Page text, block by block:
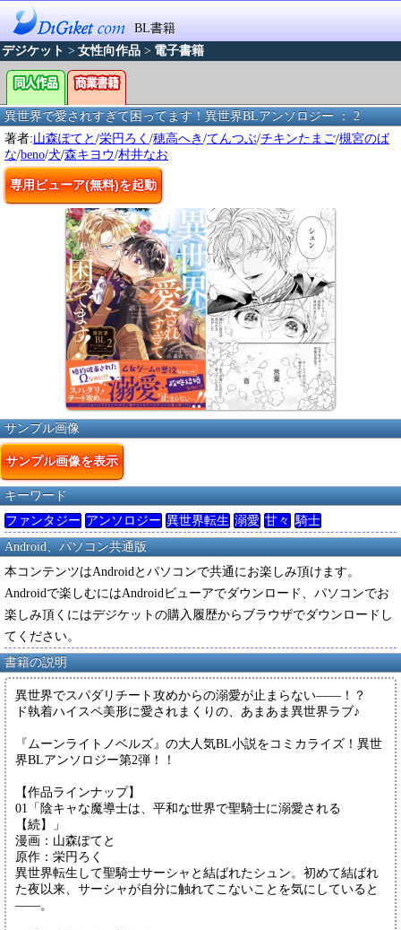
BL書籍
デジケット > 女性向作品 > 電子書籍
異世界で愛されすぎて困ってます！異世界BLアンソロジー ： 2
著者:山森ぽてと /栄円ろく /穂高へき /てんつぶ/チキンたまご/槻宮のば
な/beno/犬/森キヨウ/村井なお
専用ビューア(無料)を起動
サンプル画像
サンプル画像を表示
キーワード
ファンタジー アンソロジー 異世界転生 溺愛 甘々 騎士
Android、パソコン共通版
本コンテンツはAndroidとパソコンで共通にお楽しみ頂けます。
Androidで楽しむにはAndroidビューアでダウンロード、パソコンでお
楽しみ頂くにはデジケットの購入履歴からブラウザでダウンロードし
てください。
書籍の説明
異世界でスパダリチート攻めからの溺愛が止まらない――！？
ド執着ハイスペ美形に愛されまくりの、あまあま異世界ラブ♪
『ムーンライトノベルズ』の大人気BL小説をコミカライズ！異世
界BLアンソロジー第2弾！！
【作品ラインナップ】
01「陰キャな魔導士は、平和な世界で聖騎士に溺愛される
【続】」
漫画：山森ぽてと
原作：栄円ろく
異世界転生して聖騎士サーシャと結ばれたシュン。初めて結ばれ
た夜以来、サーシャが自分に触れてこないことを気にしていると
――。